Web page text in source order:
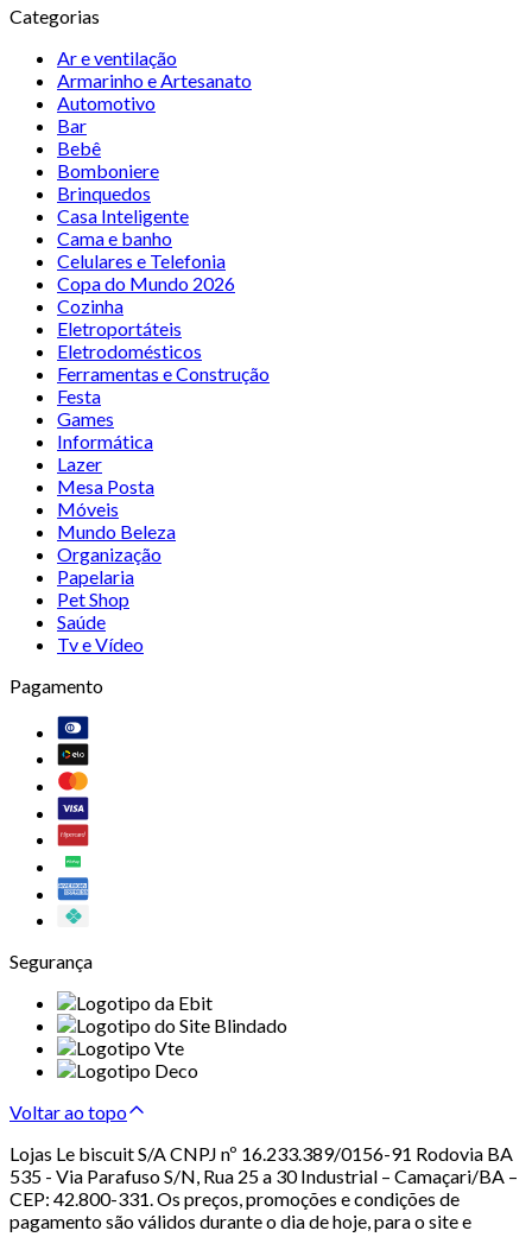
Categorias
Ar e ventilação
Armarinho e Artesanato
Automotivo
Bar
Bebê
Bomboniere
Brinquedos
Casa Inteligente
Cama e banho
Celulares e Telefonia
Copa do Mundo 2026
Cozinha
Eletroportáteis
Eletrodomésticos
Ferramentas e Construção
Festa
Games
Informática
Lazer
Mesa Posta
Móveis
Mundo Beleza
Organização
Papelaria
Pet Shop
Saúde
Tv e Vídeo
Pagamento
Segurança
Voltar ao topo
Lojas Le biscuit S/A CNPJ nº 16.233.389/0156-91 Rodovia BA
535 - Via Parafuso S/N, Rua 25 a 30 Industrial – Camaçari/BA –
CEP: 42.800-331. Os preços, promoções e condições de
pagamento são válidos durante o dia de hoje, para o site e